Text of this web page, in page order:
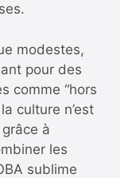
modestes,
pour des
comme “hors
culture n’est
à
les
sublime